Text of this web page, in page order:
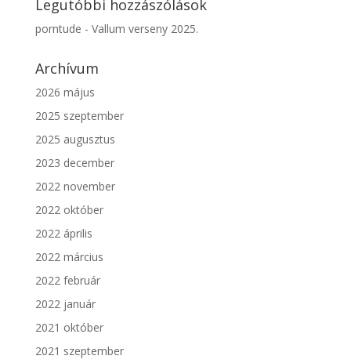
Legutóbbi hozzászólások
porntude - Vallum verseny 2025.
Archívum
2026 május
2025 szeptember
2025 augusztus
2023 december
2022 november
2022 október
2022 április
2022 március
2022 február
2022 január
2021 október
2021 szeptember